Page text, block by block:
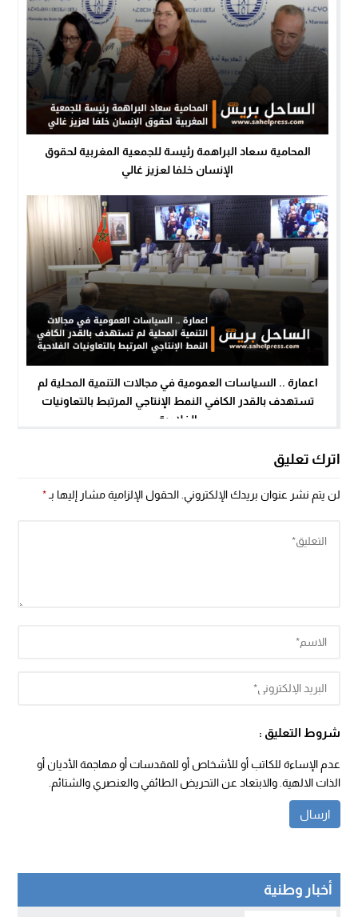
المحامية سعاد البراهمة رئيسة للجمعية المغربية لحقوق
الإنسان خلفا لعزيز غالي
اعمارة .. السياسات العمومية في مجالات التنمية المحلية لم
تستهدف بالقدر الكافي النمط الإنتاجي المرتبط بالتعاونيات
الفلاحية
اترك تعليق
لن يتم نشر عنوان بريدك الإلكتروني. الحقول الإلزامية مشار إليها بـ*
شروط التعليق :
عدم الإساءة للكاتب أو للأشخاص أو للمقدسات أو مهاجمة الأديان أو
الذات الالهية. والابتعاد عن التحريض الطائفي والعنصري والشتائم.
أخبار وطنية